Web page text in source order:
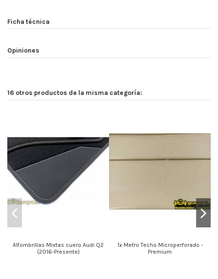
Ficha técnica
Opiniones
16 otros productos de la misma categoría:
Alfombrillas Mixtas cuero Audi Q2
(2016-Presente)
1x Metro Techo Microperforado -
Premium